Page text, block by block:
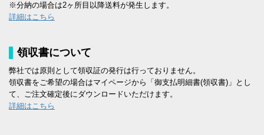
※分納の場合は2ヶ所目以降送料が発生します。
詳細はこちら
領収書について
弊社では原則として領収証の発行は行っておりません。
領収書をご希望の場合はマイページから「御支払明細書(領収書)」とし
て、ご注文確定後にダウンロードいただけます。
詳細はこちら